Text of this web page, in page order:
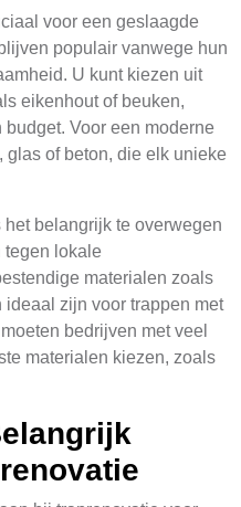
voor een geslaagde
populair vanwege hun
U kunt kiezen uit
eikenhout of beuken,
Voor een moderne
glas of beton, die elk unieke
belangrijk te overwegen
tegen lokale
materialen zoals
zijn voor trappen met
bedrijven met veel
materialen kiezen, zoals